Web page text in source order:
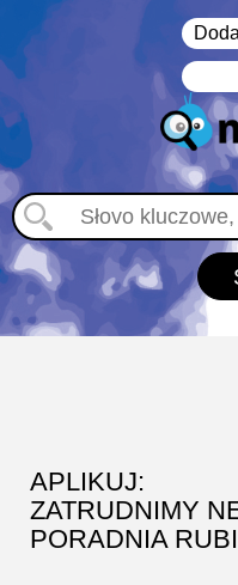
APLIKUJ:
ZATRUDNIMY
PORADNIA